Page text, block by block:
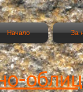
Начало За